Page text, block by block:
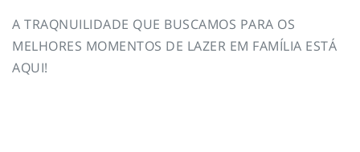
A TRAQNUILIDADE QUE BUSCAMOS PARA OS
MELHORES MOMENTOS DE LAZER EM FAMÍLIA ESTÁ
AQUI!